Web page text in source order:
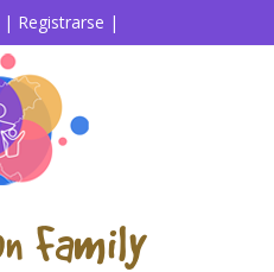
| Registrarse |
Family